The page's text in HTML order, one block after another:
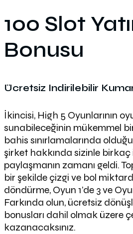
100 Slot
Bonusu
Ücretsiz Indirilebilir
İkincisi, High 5 Oyunlarının
sunabileceğinin mükemmel bir
bahis sınırlamalarında
şirket hakkında sizinle
paylaşmanın zamanı geldi.
bir şekilde çizgi ve bol
döndürme, Oyun 1’de 3 ve
Farkında olun, ücretsiz
bonusları dahil olmak üzere
kazanacaksınız.